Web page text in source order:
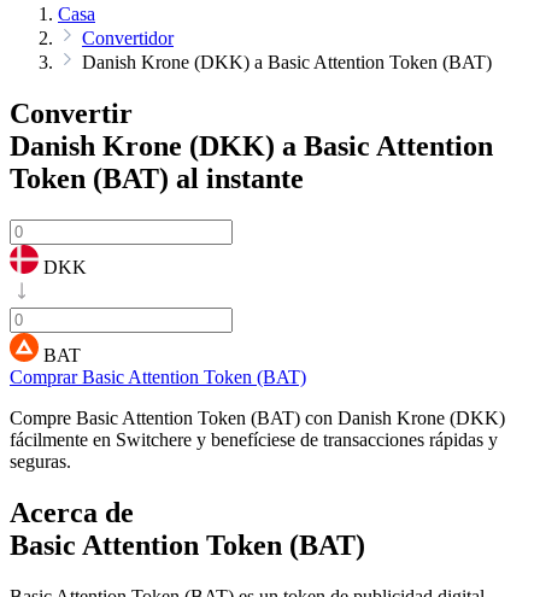
Casa
Convertidor
Danish Krone (DKK) a Basic Attention Token (BAT)
Convertir
Danish Krone (DKK) a Basic Attention
Token (BAT) al instante
DKK
BAT
Comprar Basic Attention Token (BAT)
Compre Basic Attention Token (BAT) con Danish Krone (DKK)
fácilmente en Switchere y benefíciese de transacciones rápidas y
seguras.
Acerca de
Basic Attention Token (BAT)